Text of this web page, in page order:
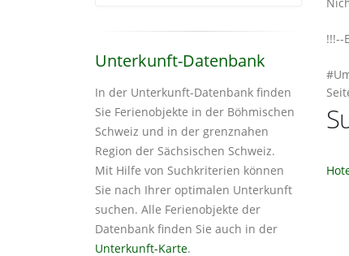
Unterkunft-Datenbank
In der Unterkunft-Datenbank finden
Sie Ferienobjekte in der Böhmischen
Schweiz und in der grenznahen
Region der Sächsischen Schweiz.
Mit Hilfe von Suchkriterien können
Sie nach Ihrer optimalen Unterkunft
suchen. Alle Ferienobjekte der
Datenbank finden Sie auch in der
Unterkunft-Karte.
!!!--